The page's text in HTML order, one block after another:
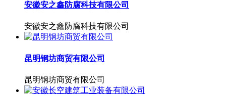
安徽安之鑫防腐科技有限公司
安徽安之鑫防腐科技有限公司
昆明钢坊商贸有限公司
昆明钢坊商贸有限公司